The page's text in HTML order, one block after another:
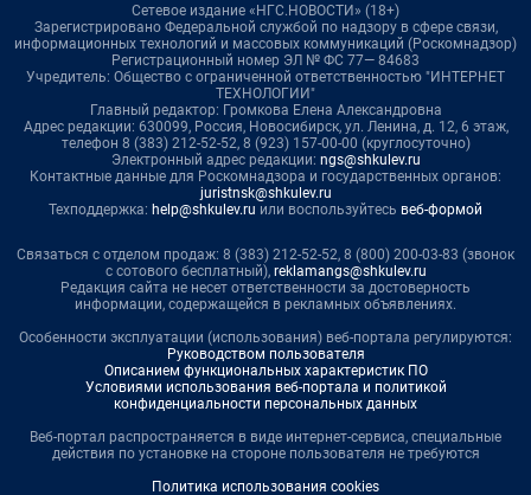
Сетевое издание «НГС.НОВОСТИ» (18+)
Зарегистрировано Федеральной службой по надзору в сфере связи,
информационных технологий и массовых коммуникаций (Роскомнадзор)
Регистрационный номер ЭЛ № ФС 77— 84683
Учредитель: Общество с ограниченной ответственностью "ИНТЕРНЕТ
ТЕХНОЛОГИИ"
Главный редактор: Громкова Елена Александровна
Адрес редакции: 630099, Россия, Новосибирск, ул. Ленина, д. 12, 6 этаж,
телефон 8 (383) 212-52-52, 8 (923) 157-00-00 (круглосуточно)
Электронный адрес редакции: ngs@shkulev.ru
Контактные данные для Роскомнадзора и государственных органов:
juristnsk@shkulev.ru
Техподдержка: help@shkulev.ru или воспользуйтесь веб-формой
Связаться с отделом продаж: 8 (383) 212-52-52, 8 (800) 200-03-83 (звонок
с сотового бесплатный), reklamangs@shkulev.ru
Редакция сайта не несет ответственности за достоверность
информации, содержащейся в рекламных объявлениях.
Особенности эксплуатации (использования) веб-портала регулируются:
Руководством пользователя
Описанием функциональных характеристик ПО
Условиями использования веб-портала и политикой
конфиденциальности персональных данных
Веб-портал распространяется в виде интернет-сервиса, специальные
действия по установке на стороне пользователя не требуются
Политика использования cookies